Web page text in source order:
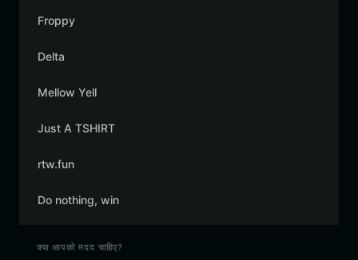
Froppy
Delta
Mellow Yell
Just A TSHIRT
rtw.fun
Do nothing, win
क्या आपको मदद चाहिए?